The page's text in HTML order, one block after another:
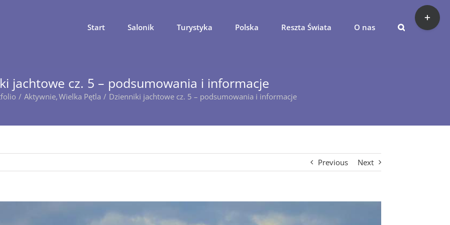
Start Salonik Turystyka Polska Reszta Świata O nas
jachtowe cz. 5 – podsumowania i informacje
Aktywnie Wielka Pętla Dzienniki jachtowe cz. 5 – podsumowania i informacje
Previous Next
Toggle
Sliding
Bar